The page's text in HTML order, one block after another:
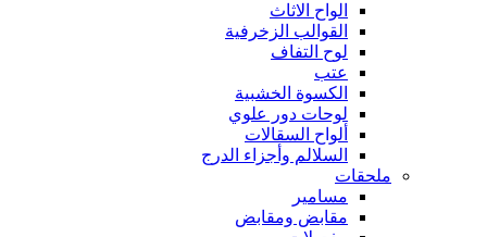
الواح الاثاث
القوالب الزخرفية
لوح التفاف
عتب
الكسوة الخشبية
لوحات دور علوي
ألواح السقالات
السلالم وأجزاء الدرج
ملحقات
مسامير
مقابض ومقابض